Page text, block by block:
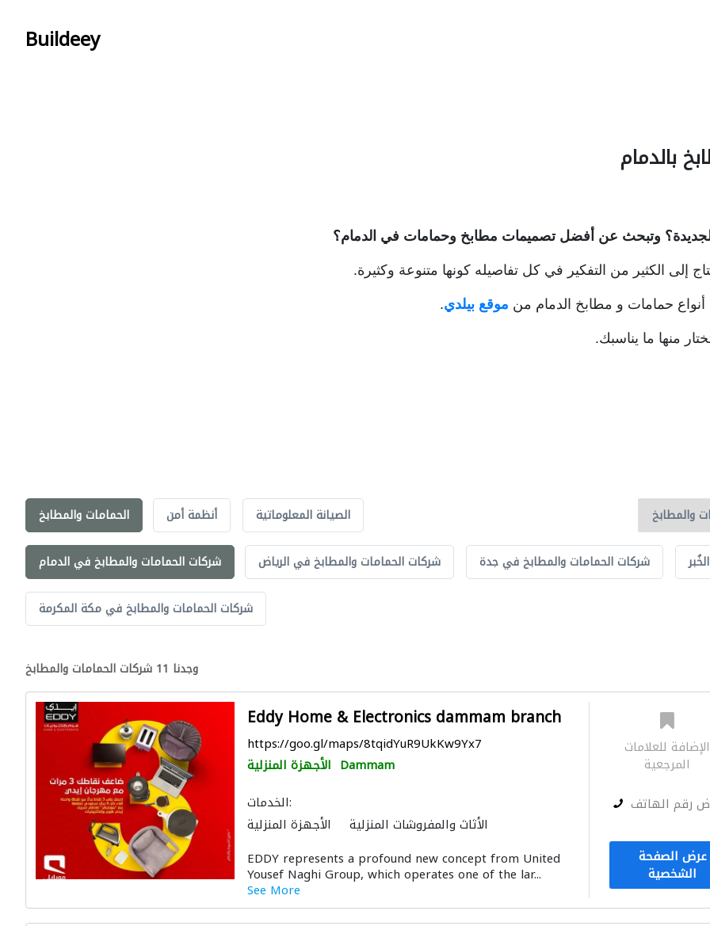
Buildeey
بالدمام
وتبحث عن أفضل تصميمات مطابخ وحمامات في الدمام؟
إلى الكثير من التفكير في كل تفاصيله كونها متنوعة وكثيرة.
حمامات و مطابخ الدمام من موقع بيلدي.
منها ما يناسبك.
الحمامات والمطابخ أنظمة أمن الصيانة المعلوماتية
شركات الحمامات والمطابخ في الدمام شركات الحمامات والمطابخ في الرياض شركات الحمامات والمطابخ في جدة
شركات الحمامات والمطابخ في مكة المكرمة
وجدنا 11 شركات الحمامات والمطابخ
Eddy Home & Electronics dammam branch
https://goo.gl/maps/8tqidYuR9UkKw9Yx7
الأجهزة المنزلية Dammam
الخدمات:
الأجهزة المنزلية
الأثاث والمفروشات المنزلية
الصوتيات
EDDY represents a profound new concept from United
Yousef Naghi Group, which operates one of the lar...
See More
الإضافة للعلامات
المرجعية
رقم الهاتف
عرض الصفحة
الشخصية